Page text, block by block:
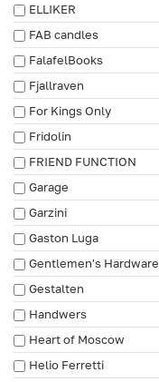
ELLIKER
FAB сandles
FalafelBooks
Fjallraven
For Kings Only
Fridolin
FRIEND FUNCTION
Garage
Garzini
Gaston Luga
Gentlemen's Hardware
Gestalten
Handwers
Heart of Moscow
Helio Ferretti